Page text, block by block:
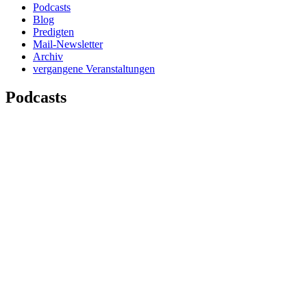
Podcasts
Blog
Predigten
Mail-Newsletter
Archiv
vergangene Veranstaltungen
Podcasts